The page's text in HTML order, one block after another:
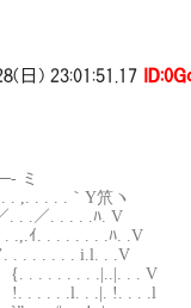
日) 23:01:51.17
Y笊ヽ
. . .ﾊ. V
. . . . .ﾊ. .V
. . . . i.l. . .V
. . . . .|..|. . . V
. . .l. . .|. !. . . .l